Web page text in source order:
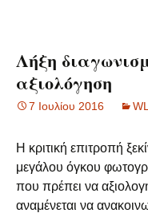
Λήξη
αξιολόγηση
7 Ιουλίου 2016
Η κριτική επιτροπή
μεγάλου όγκου
που πρέπει να
αναμένεται να